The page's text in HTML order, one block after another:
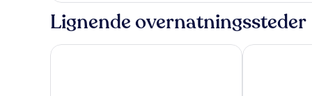
Lignende overnatningssteder
Airone City Hotel NH Catania